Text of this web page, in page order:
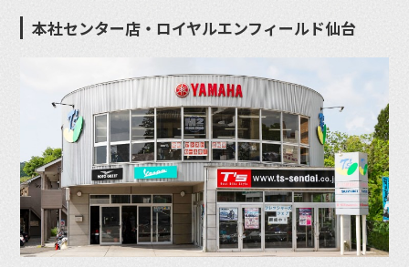
本社センター店・ロイヤルエンフィールド仙台